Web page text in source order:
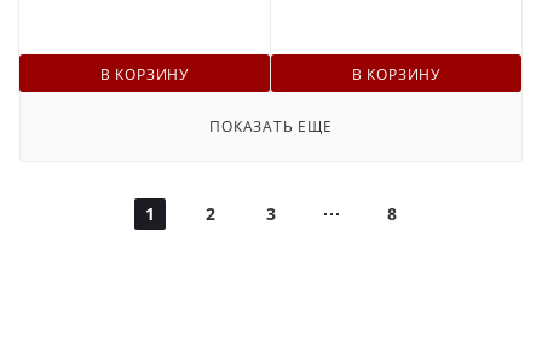
В КОРЗИНУ В КОРЗИНУ
ПОКАЗАТЬ ЕЩЕ
1 2 3 8